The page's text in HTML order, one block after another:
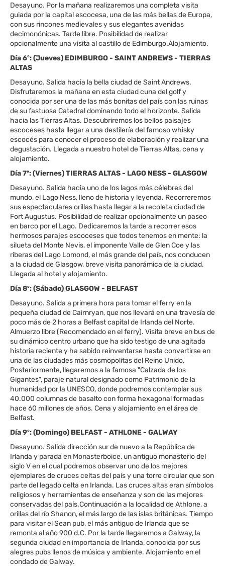
Desayuno. Por la mañana realizaremos una completa visita
guiada por la capital escocesa, una de las más bellas de Europa,
con sus rincones medievales y sus elegantes avenidas
decimonónicas. Tarde libre. Posibilidad de realizar
opcionalmente una visita al castillo de Edimburgo.Alojamiento.
Día 6º: (Jueves) EDIMBURGO - SAINT ANDREWS - TIERRAS
ALTAS
Desayuno. Salida hacia la bella ciudad de Saint Andrews.
Disfrutaremos la mañana en esta ciudad cuna del golf y
conocida por ser una de las más bonitas del país con las ruinas
de su fastuosa Catedral dominando todo el horizonte. Salida
hacia las Tierras Altas. Descubriremos los bellos paisajes
escoceses hasta llegar a una destilería del famoso whisky
escocés para conocer el proceso de elaboración y realizar una
degustación. Llegada a nuestro hotel de Tierras Altas, cena y
alojamiento.
Día 7º: (Viernes) TIERRAS ALTAS - LAGO NESS - GLASGOW
Desayuno. Salida hacia uno de los lagos más célebres del
mundo, el Lago Ness, lleno de historia y leyenda. Recorreremos
sus espectaculares orillas hasta llegar a la recoleta ciudad de
Fort Augustus. Posibilidad de realizar opcionalmente un paseo
en barco por el Lago. Dedicaremos la tarde a recorrer esos
hermosos parajes escoceses que todos tenemos en mente: la
silueta del Monte Nevis, el imponente Valle de Glen Coe y las
riberas del Lago Lomond, el más grande del país, nos conducen
a la ciudad de Glasgow, breve visita panorámica de la ciudad.
Llegada al hotel y alojamiento.
Día 8º: (Sábado) GLASGOW - BELFAST
Desayuno. Salida a primera hora para tomar el ferry en la
pequeña ciudad de Cairnryan, que nos llevará en una travesía de
poco más de 2 horas a Belfast capital de Irlanda del Norte.
Almuerzo libre (Recomendado en el ferry). Visita breve en bus de
su dinámico centro urbano que ha sido testigo de una agitada
historia reciente y ha sabido reinventarse hasta convertirse en
una de las ciudades más cosmopolitas del Reino Unido.
Posteriormente, llegaremos a la famosa "Calzada de los
Gigantes", paraje natural designado como Patrimonio de la
humanidad por la UNESCO, donde podremos contemplar sus
40.000 columnas de basalto con forma hexagonal formadas
hace 60 millones de años. Cena y alojamiento en el área de
Belfast.
Día 9º: (Domingo) BELFAST - ATHLONE - GALWAY
Desayuno. Salida dirección sur de nuevo a la República de
Irlanda y parada en Monasterboice, un antiguo monasterio del
siglo V en el cual podremos observar uno de los mejores
ejemplares de cruces celtas del país y una torre circular que son
parte del legado celta en Irlanda. Las cruces altas eran símbolos
religiosos y herramientas de enseñanza y son de las mejores
conservadas del país.Continuación a la localidad de Athlone, a
orillas del río Shanon, el más largo de las islas británicas. Tiempo
para visitar el Sean pub, el más antiguo de Irlanda que se
remonta al año 900 d.C. Por la tarde llegaremos a Galway, la
segunda ciudad en importancia de Irlanda, conocida por sus
alegres pubs llenos de música y ambiente. Alojamiento en el
condado de Galway.